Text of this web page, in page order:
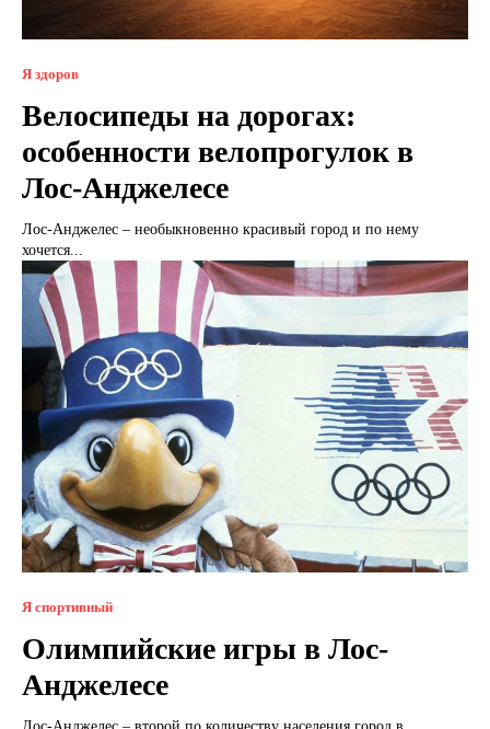
Я здоров
Велосипеды на дорогах:
особенности велопрогулок в
Лос-Анджелесе
Лос-Анджелес – необыкновенно красивый город и по нему
хочется...
Я спортивный
Олимпийские игры в Лос-
Анджелесе